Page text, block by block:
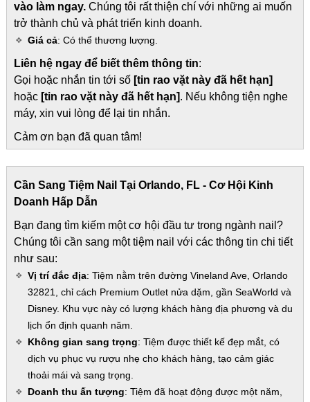
vào làm ngay.Chúng tôi rất thiện chí với những ai muốn
trở thành chủ và phát triển kinh doanh.
Giá cả: Có thể thương lượng.
Liên hệ ngay để biết thêm thông tin:
Gọi hoặc nhắn tin tới số [tin rao vặt này đã hết hạn]
hoặc [tin rao vặt này đã hết hạn]. Nếu không tiện nghe
máy, xin vui lòng để lại tin nhắn.
Cảm ơn bạn đã quan tâm!
Cần Sang Tiệm Nail Tại Orlando, FL - Cơ Hội Kinh
Doanh Hấp Dẫn
Bạn đang tìm kiếm một cơ hội đầu tư trong ngành nail?
Chúng tôi cần sang một tiệm nail với các thông tin chi tiết
như sau:
Vị trí đắc địa: Tiệm nằm trên đường Vineland Ave, Orlando
32821, chỉ cách Premium Outlet nửa dặm, gần SeaWorld và
Disney. Khu vực này có lượng khách hàng địa phương và du
lịch ổn định quanh năm.
Không gian sang trọng: Tiệm được thiết kế đẹp mắt, có
dịch vụ phục vụ rượu nhẹ cho khách hàng, tạo cảm giác
thoải mái và sang trọng.
Doanh thu ấn tượng: Tiệm đã hoạt động được một năm,